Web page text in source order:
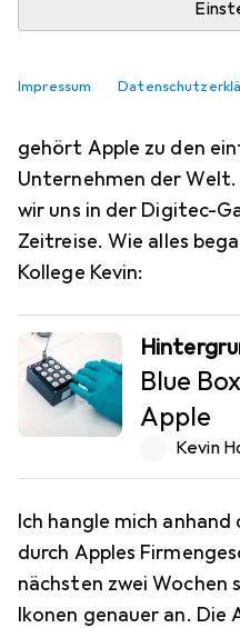
Impressum
Am 1. April 1976
gehört Apple zu den
Unternehmen der
wir uns in der Digitec-
Zeitreise. Wie alles
Kollege Kevin:
Blue
Apple
Kevin
Ich hangle mich
durch Apples
nächsten zwei Wochen
Ikonen genauer an.